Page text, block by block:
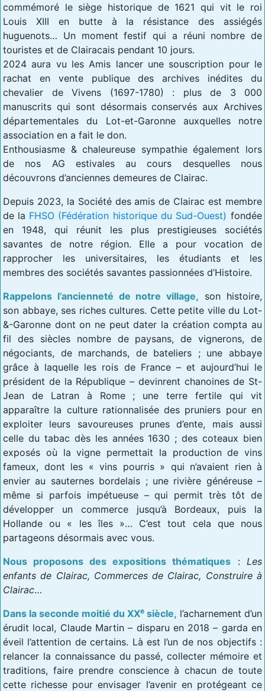
commémoré le siège historique de 1621 qui vit le roi
Louis XIII en butte à la résistance des assiégés
huguenots… Un moment festif qui a réuni nombre de
touristes et de Clairacais pendant 10 jours.
2024 aura vu les Amis lancer une souscription pour le
rachat en vente publique des archives inédites du
chevalier de Vivens (1697-1780) : plus de 3 000
manuscrits qui sont désormais conservés aux Archives
départementales du Lot-et-Garonne auxquelles notre
association en a fait le don.
Enthousiasme & chaleureuse sympathie également lors
de nos AG estivales au cours desquelles nous
découvrons d’anciennes demeures de Clairac.
Depuis 2023, la Société des amis de Clairac est membre
de la FHSO (Fédération historique du Sud-Ouest) fondée
en 1948, qui réunit les plus prestigieuses sociétés
savantes de notre région. Elle a pour vocation de
rapprocher les universitaires, les étudiants et les
membres des sociétés savantes passionnées d’Histoire.
Rappelons l’ancienneté de notre village, son histoire,
son abbaye, ses riches cultures. Cette petite ville du Lot-
&-Garonne dont on ne peut dater la création compta au
fil des siècles nombre de paysans, de vignerons, de
négociants, de marchands, de bateliers ; une abbaye
grâce à laquelle les rois de France – et aujourd’hui le
président de la République – devinrent chanoines de St-
Jean de Latran à Rome ; une terre fertile qui vit
apparaître la culture rationnalisée des pruniers pour en
exploiter leurs savoureuses prunes d’ente, mais aussi
celle du tabac dès les années 1630 ; des coteaux bien
exposés où la vigne permettait la production de vins
fameux, dont les « vins pourris » qui n’avaient rien à
envier au sauternes bordelais ; une rivière généreuse –
même si parfois impétueuse – qui permit très tôt de
développer un commerce jusqu’à Bordeaux, puis la
Hollande ou « les îles »… C’est tout cela que nous
partageons désormais avec vous.
Nous proposons des expositions thématiques : Les
enfants de Clairac, Commerces de Clairac, Construire à
Clairac…
Dans la seconde moitié du XXe siècle, l’acharnement d’un
érudit local, Claude Martin – disparu en 2018 – garda en
éveil l’attention de certains. Là est l’un de nos objectifs :
relancer la connaissance du passé, collecter mémoire et
traditions, faire prendre conscience à chacun de toute
cette richesse pour envisager l’avenir en protégeant ce